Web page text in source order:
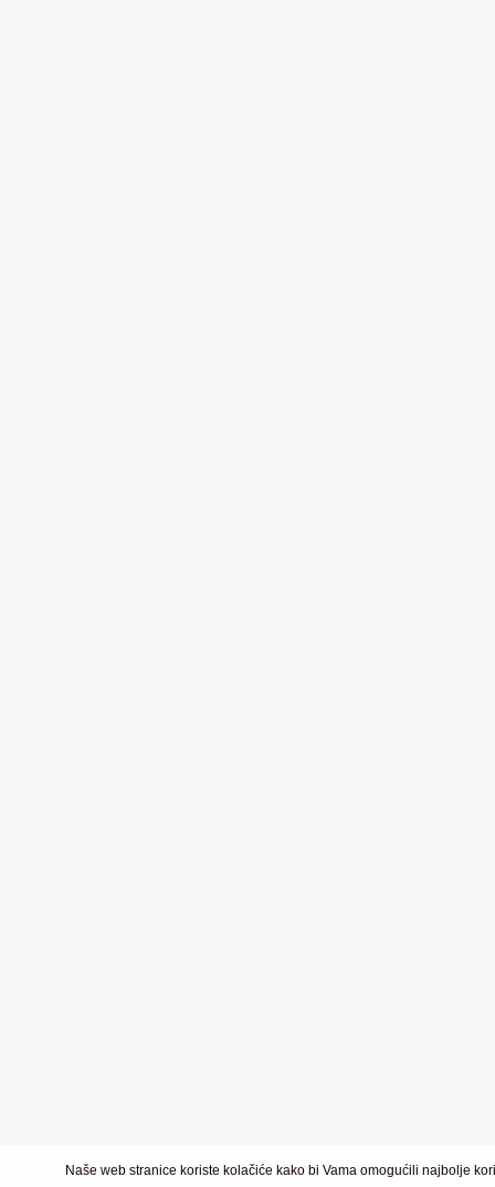
Naše web stranice koriste kolačiće kako bi Vama omogućili najbolje